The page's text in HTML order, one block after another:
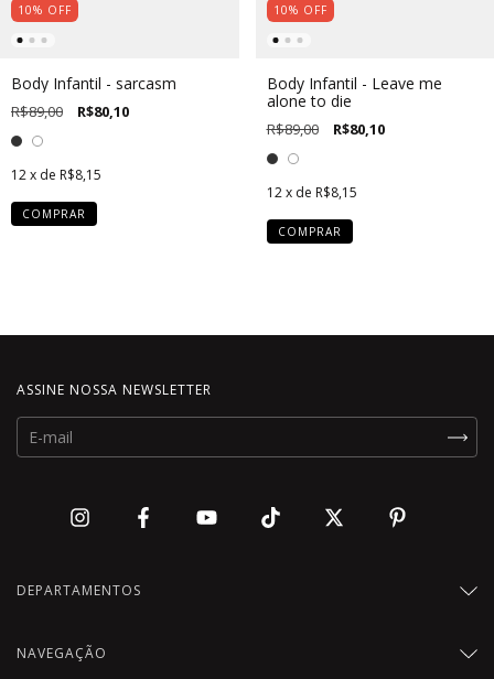
10% OFF
Body Infantil - sarcasm
R$89,00 R$80,10
12x de R$8,15
COMPRAR
10% OFF
Body Infantil - Leave me
alone to die
R$89,00 R$80,10
12 x de R$8,15
COMPRAR
ASSINE NOSSA NEWSLETTER
DEPARTAMENTOS
NAVEGAÇÃO